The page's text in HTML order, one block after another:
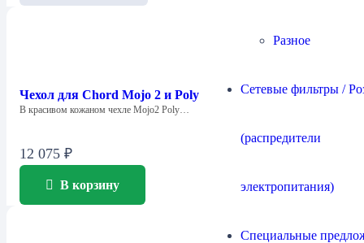
Разное
Сетевые фильтры /
(распредители
электропитания)
Специальные
Чехол для Chord Mojo 2 и Poly
В красивом кожаном чехле Mojo2 Poly…
12 075 ₽
В корзину